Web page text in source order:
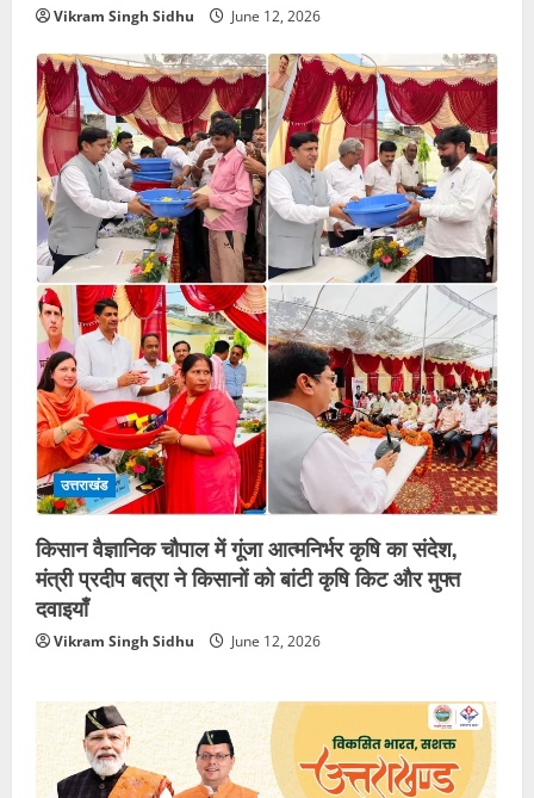
Vikram Singh Sidhu June 12, 2026
उत्तराखंड
किसान वैज्ञानिक चौपाल में गूंजा आत्मनिर्भर कृषि का संदेश,
मंत्री प्रदीप बत्रा ने किसानों को बांटी कृषि किट और मुफ्त
दवाइयाँ
Vikram Singh Sidhu June 12, 2026